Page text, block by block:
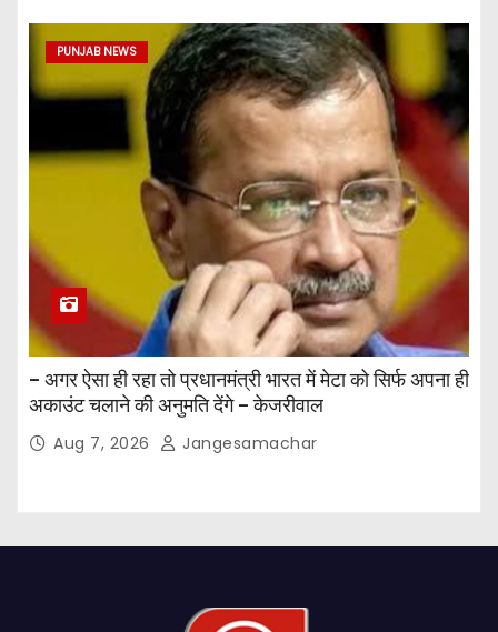
PUNJAB NEWS
– अगर ऐसा ही रहा तो प्रधानमंत्री भारत में मेटा को सिर्फ अपना ही
अकाउंट चलाने की अनुमति देंगे – केजरीवाल
Aug 7, 2026 Jangesamachar